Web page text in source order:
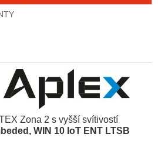
Zona 2 s vyšší svítivostí
WIN 10 IoT ENT LTSB